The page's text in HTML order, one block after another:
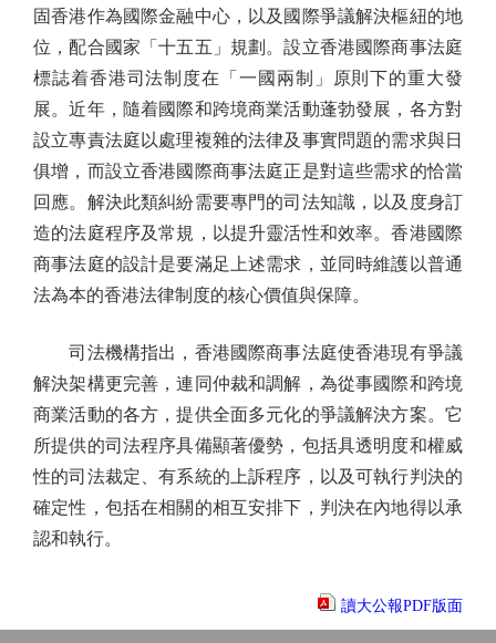
固香港作為國際金融中心，以及國際爭議解決樞紐的地
位，配合國家「十五五」規劃。設立香港國際商事法庭
標誌着香港司法制度在「一國兩制」原則下的重大發
展。近年，隨着國際和跨境商業活動蓬勃發展，各方對
設立專責法庭以處理複雜的法律及事實問題的需求與日
俱增，而設立香港國際商事法庭正是對這些需求的恰當
回應。解決此類糾紛需要專門的司法知識，以及度身訂
造的法庭程序及常規，以提升靈活性和效率。香港國際
商事法庭的設計是要滿足上述需求，並同時維護以普通
法為本的香港法律制度的核心價值與保障。
司法機構指出，香港國際商事法庭使香港現有爭議
解決架構更完善，連同仲裁和調解，為從事國際和跨境
商業活動的各方，提供全面多元化的爭議解決方案。它
所提供的司法程序具備顯著優勢，包括具透明度和權威
性的司法裁定、有系統的上訴程序，以及可執行判決的
確定性，包括在相關的相互安排下，判決在內地得以承
認和執行。
讀大公報PDF版面